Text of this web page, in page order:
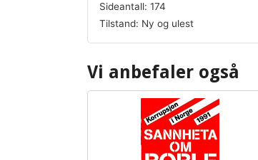
Sideantall: 174
Tilstand: Ny og ulest
Vi anbefaler også